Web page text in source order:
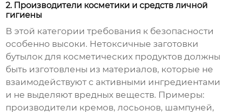
2. Производители косметики и средств личной
гигиены
В этой категории требования к безопасности
особенно высоки. Нетоксичные заготовки
бутылок для косметических продуктов должны
быть изготовлены из материалов, которые не
взаимодействуют с активными ингредиентами
и не выделяют вредных веществ. Примеры:
производители кремов, лосьонов, шампуней,